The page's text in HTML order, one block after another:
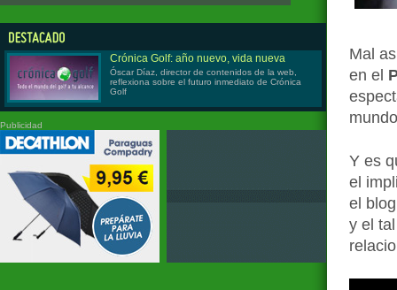
Mal
en el
Y es
el
el
y el
Crónica Golf: año nuevo, vida nueva
Óscar Díaz, director de contenidos de la web,
reflexiona sobre el futuro inmediato de Crónica
Golf
Publicidad